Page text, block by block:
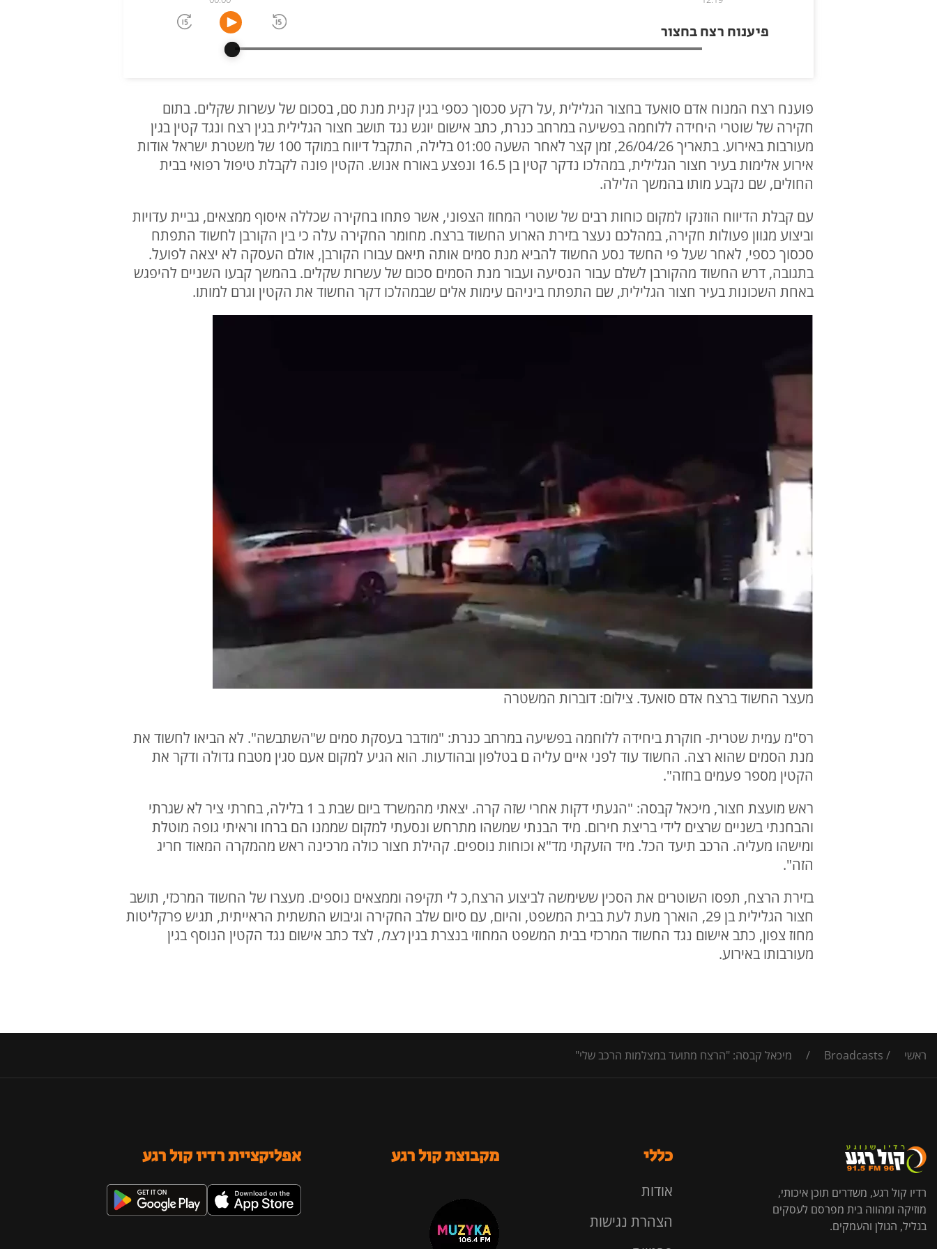
פיענוח רצח בחצור
פוענח רצח המנוח אדם סואעד בחצור הגלילית ,על רקע סכסוך כספי בגין קנית מנת סם, בסכום של עשרות שקלים. בתום
חקירה של שוטרי היחידה ללוחמה בפשיעה במרחב כנרת, כתב אישום יוגש נגד תושב חצור הגלילית בגין רצח ונגד קטין בגין
מעורבות באירוע. בתאריך 26/04/26, זמן קצר לאחר השעה 01:00 בלילה, התקבל דיווח במוקד 100 של משטרת ישראל אודות
אירוע אלימות בעיר חצור הגלילית, במהלכו נדקר קטין בן 16.5 ונפצע באורח אנוש. הקטין פונה לקבלת טיפול רפואי בבית
החולים, שם נקבע מותו בהמשך הלילה.
עם קבלת הדיווח הוזנקו למקום כוחות רבים של שוטרי המחוז הצפוני, אשר פתחו בחקירה שכללה איסוף ממצאים, גביית עדויות
וביצוע מגוון פעולות חקירה, במהלכם נעצר בזירת הארוע החשוד ברצח. מחומר החקירה עלה כי בין הקורבן לחשוד התפתח
סכסוך כספי, לאחר שעל פי החשד נסע החשוד להביא מנת סמים אותה תיאם עבורו הקורבן, אולם העסקה לא יצאה לפועל.
בתגובה, דרש החשוד מהקורבן לשלם עבור הנסיעה ועבור מנת הסמים סכום של עשרות שקלים. בהמשך קבעו השניים להיפגש
באחת השכונות בעיר חצור הגלילית, שם התפתח ביניהם עימות אלים שבמהלכו דקר החשוד את הקטין וגרם למותו.
מעצר החשוד ברצח אדם סואעד. צילום: דוברות המשטרה
רס"מ עמית שטרית- חוקרת ביחידה ללוחמה בפשיעה במרחב כנרת: "מודבר בעסקת סמים ש"השתבשה". לא הביאו לחשוד את
מנת הסמים שהוא רצה. החשוד עוד לפני איים עליה ם בטלפון ובהודעות. הוא הגיע למקום אעם סגין מטבח גדולה ודקר את
הקטין מספר פעמים בחזה".
ראש מועצת חצור, מיכאל קבסה: "הגעתי דקות אחרי שזה קרה. יצאתי מהמשרד ביום שבת ב 1 בלילה, בחרתי ציר לא שגרתי
והבחנתי בשניים שרצים לידי בריצת חירום. מיד הבנתי שמשהו מתרחש ונסעתי למקום שממנו הם ברחו וראיתי גופה מוטלת
ומישהו מעליה. הרכב תיעד הכל. מיד הזעקתי מד"א וכוחות נוספים. קהילת חצור כולה מרכינה ראש מהמקרה המאוד חריג
הזה".
בזירת הרצח, תפסו השוטרים את הסכין ששימשה לביצוע הרצח,כ לי תקיפה וממצאים נוספים. מעצרו של החשוד המרכזי, תושב
חצור הגלילית בן 29, הוארך מעת לעת בבית המשפט, והיום, עם סיום שלב החקירה וגיבוש התשתית הראייתית, תגיש פרקליטות
מחוז צפון, כתב אישום נגד החשוד המרכזי בבית המשפט המחוזי בנצרת בגיןרצח, לצד כתב אישום נגד הקטין הנוסף בגין
מעורבותו באירוע.
ראשי /
Broadcasts
/ מיכאל קבסה: "הרצח מתועד במצלמות הרכב שלי"
רדיו קול רגע, משדרים תוכן איכותי,
מוזיקה ומהווה בית מפרסם לעסקים
בגליל, הגולן והעמקים.
כללי
אודות
הצהרת נגישות
מקבוצת קול רגע אפליקציית רדיו קול רגע